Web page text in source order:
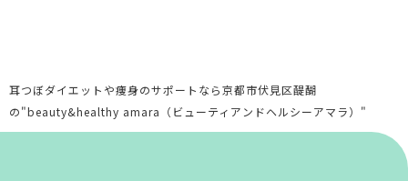
耳つぼダイエットや痩身のサポートなら京都市伏見区醍醐
の"beauty&healthy amara（ビューティアンドヘルシーアマラ）"